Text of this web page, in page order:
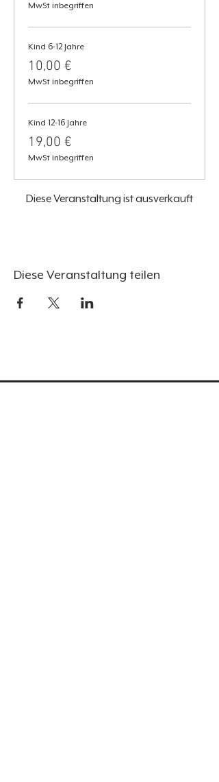
MwSt inbegriffen
Kind 6-12 Jahre
10,00 €
MwSt inbegriffen
Kind 12-16 Jahre
19,00 €
MwSt inbegriffen
Diese Veranstaltung ist ausverkauft
Diese Veranstaltung teilen